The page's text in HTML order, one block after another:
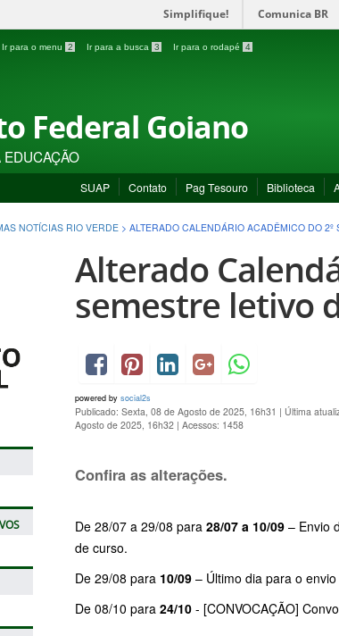
Simplifique! Comunica BR
Ir para o menu 2 Ir para a busca 3 Ir para o rodapé 4
Federal Goiano
SUAP Contato Pag Tesouro Biblioteca
NOTÍCIAS RIO VERDE > ALTERADO CALENDÁRIO ACADÊMICO DO 2º
Alterado
semestre letivo
powered by social2s
Publicado: Sexta, 08 de Agosto de 2025, 16h31 | Última
Agosto de 2025, 16h32 | Acessos: 1458
Confira as alterações.
De 28/07 a 29/08 para 28/07 a 10/09 – Envio
de curso.
De 29/08 para 10/09 – Último dia para o
De 08/10 para 24/10 - [CONVOCAÇÃO]